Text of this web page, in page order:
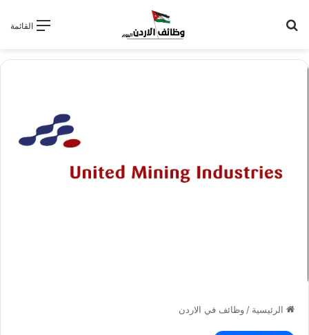
القائمة
الرئيسية / وظائف في الاردن